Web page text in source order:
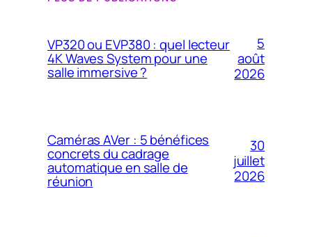
VP320 ou EVP380 : quel lecteur
4K Waves System pour une
salle immersive ?
5
août
2026
Caméras AVer : 5 bénéfices
concrets du cadrage
automatique en salle de
réunion
30
juillet
2026